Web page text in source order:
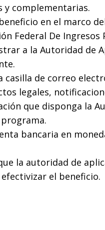
y complementarias.
en el marco
Federal De Ingresos
a la Autoridad de
de correo
legales,
que disponga la
bancaria en
la autoridad de
el beneficio.